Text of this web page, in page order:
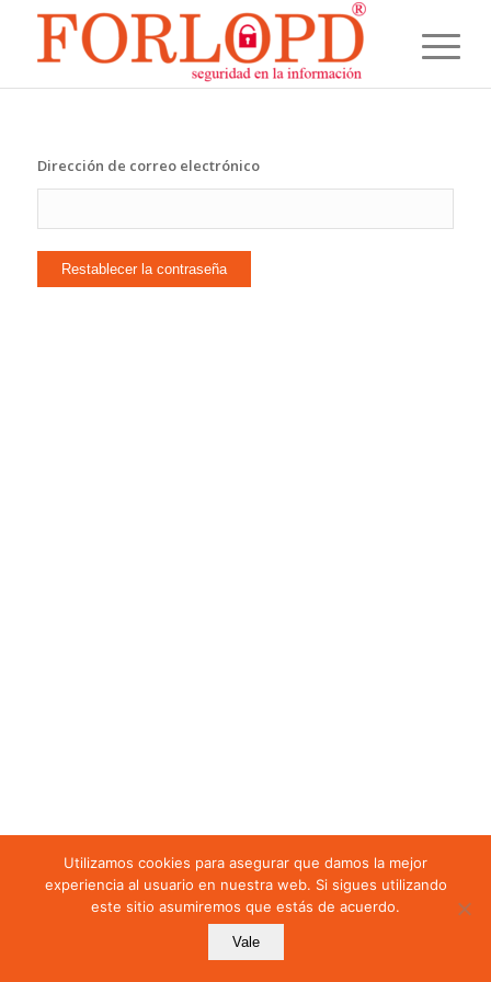
Dirección de correo electrónico
Utilizamos cookies para asegurar que damos la mejor
experiencia al usuario en nuestra web. Si sigues utilizando
este sitio asumiremos que estás de acuerdo.
Vale